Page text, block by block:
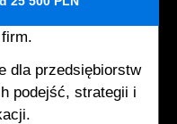
dla przedsiębiorstw
podejść, strategii i